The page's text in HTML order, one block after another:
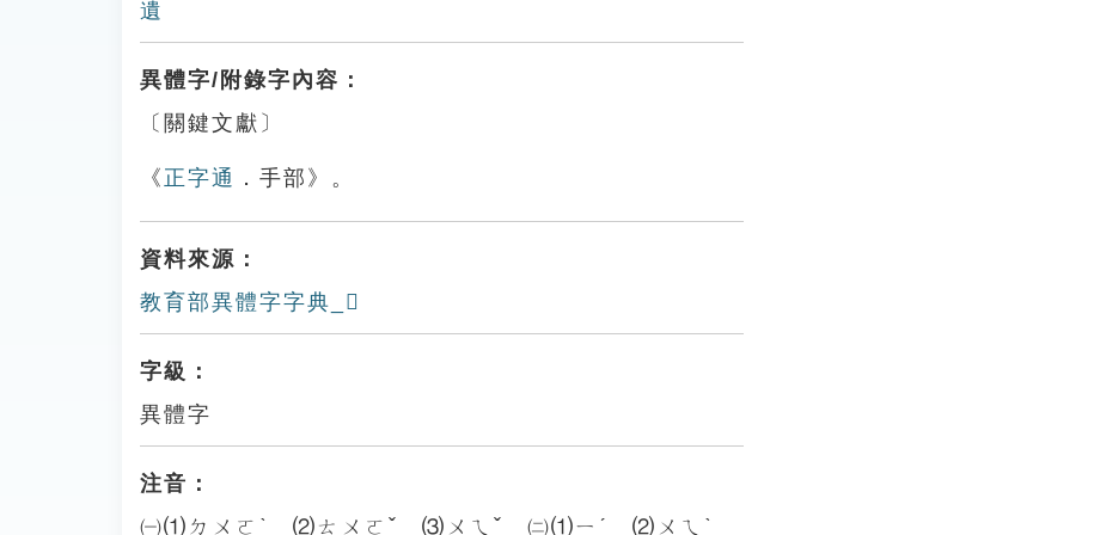
遺
異體字/附錄字內容：
〔關鍵文獻〕
《 正字通 ．手部》。
資料來源：
教育部異體字字典_𢸦
字級：
異體字
注音：
㈠⑴ㄉㄨㄛˋ ⑵ㄊㄨㄛˇ ⑶ㄨㄟˇ ㈡⑴ㄧˊ ⑵ㄨㄟˋ